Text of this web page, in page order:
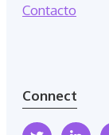
Contacto
Connect